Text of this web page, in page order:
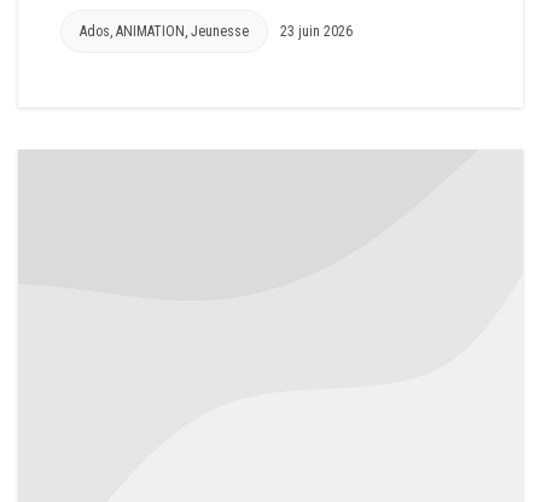
Ados, ANIMATION, Jeunesse 23 juin 2026